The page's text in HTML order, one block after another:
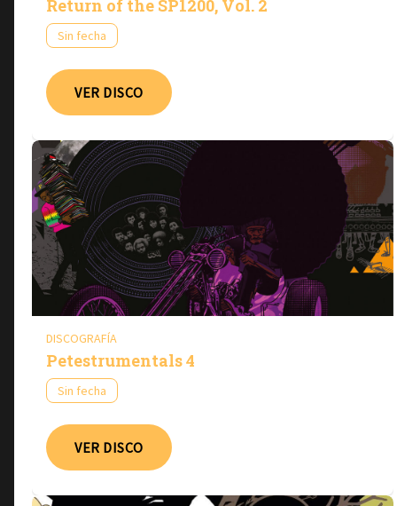
Return of the SP1200, Vol. 2
Sin fecha
VER DISCO
DISCOGRAFÍA
Petestrumentals 4
Sin fecha
VER DISCO